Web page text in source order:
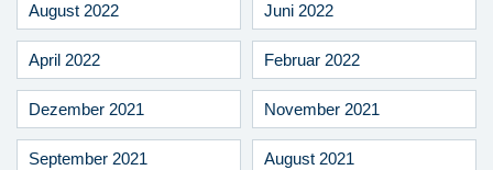
August 2022 Juni 2022
April 2022 Februar 2022
Dezember 2021 November 2021
September 2021 August 2021